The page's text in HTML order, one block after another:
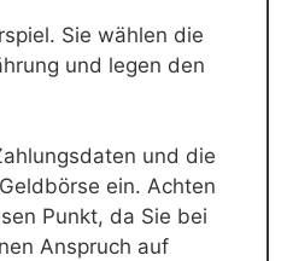
Sie wählen die
und legen den
und die
ein. Achten
Punkt, da Sie bei
Anspruch auf